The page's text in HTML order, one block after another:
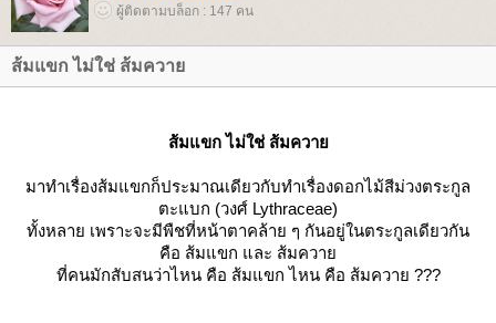
ผู้ติดตามบล็อก : 147 คน
ส้มแขก ไม่ใช่ ส้มควา
ส้มแขก ไม่ใช่ ส้มควา
มาทำเรื่องส้มแขกก็ประมาณเดียวกับทำเรื่องดอกไม้สีม่วงตระกูล
ตะแบก (วงศ์ Lythraceae)
ทั้งหลาย เพราะจะมีพืชที่หน้าตาคล้าย ๆ กันอยู่ในตระกูลเดียวกัน
คือ ส้มแขก และ ส้มควา
ที่คนมักสับสนว่าไหน คือ ส้มแขก ไหน คือ ส้มควาย ???